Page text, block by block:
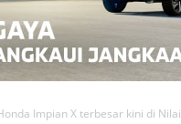
Impian X terbesar kini di Nilai